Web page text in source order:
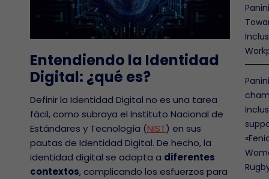
Entendiendo la Identidad
Digital: ¿qué es?
Definir la Identidad Digital no es una tarea
fácil, como subraya el Instituto Nacional de
Estándares y Tecnología (NIST) en sus
pautas de Identidad Digital. De hecho, la
identidad digital se adapta a diferentes
contextos, complicando los esfuerzos para
Panini